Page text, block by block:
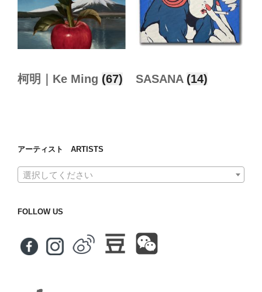
柯明｜Ke Ming (67) SASANA (14)
アーティスト ARTISTS
選択してください
FOLLOW US